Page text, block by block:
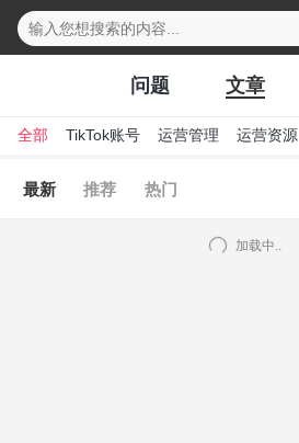
问题 文章
全部 TikTok账号 运营管理 运营资源
最新 推荐 热门
加载中..